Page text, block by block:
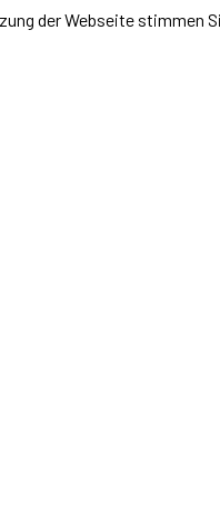
der Webseite stimmen